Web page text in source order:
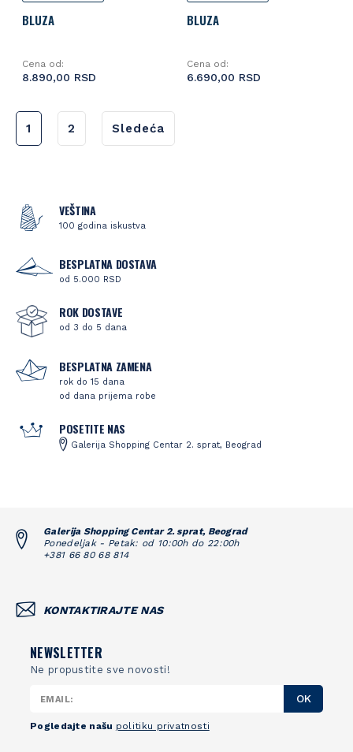
BLUZA
Cena od:
8.890,00 RSD
BLUZA
Cena od:
6.690,00 RSD
1 2 Sledeća
VEŠTINA
100 godina iskustva
BESPLATNA DOSTAVA
od 5.000 RSD
ROK DOSTAVE
od 3 do 5 dana
BESPLATNA ZAMENA
rok do 15 dana
od dana prijema robe
POSETITE NAS
Galerija Shopping Centar 2. sprat, Beograd
Galerija Shopping Centar 2. sprat, Beograd
Ponedeljak - Petak: od 10:00h do 22:00h
+381 66 80 68 814
KONTAKTIRAJTE NAS
NEWSLETTER
Ne propustite sve novosti!
OK
Pogledajte našu politiku privatnosti